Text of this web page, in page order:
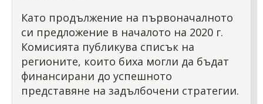
Като продължение на първоначалното
си предложение в началото на 2020 г.
Комисията публикува списък на
регионите, които биха могли да бъдат
финансирани до успешното
представяне на задълбочени стратегии.